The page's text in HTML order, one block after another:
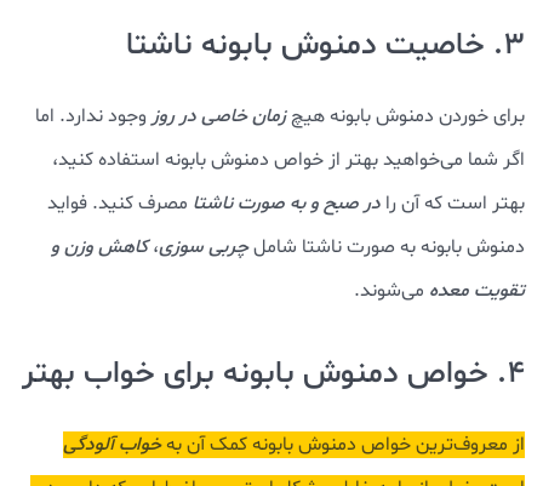
3. خاصیت دمنوش بابونه ناشتا
برای خوردن دمنوش بابونه هیچزمان خاصی در روز وجود ندارد. اما
اگر شما می‌خواهید بهتر از خواص دمنوش بابونه استفاده کنید،
بهتر است که آن را در صبح و به صورت ناشتا مصرف کنید. فواید
دمنوش بابونه به صورت ناشتا شاملچربی سوزی،کاهش وزن و
تقویت معده می‌شوند.
4. خواص دمنوش بابونه برای خواب بهتر
از معروف‌ترین خواص دمنوش بابونه کمک آن بهخواب آلودگی